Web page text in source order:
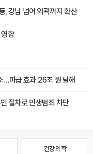
, 강남 넘어 외곽까지 확산
향
…파급 효과 26조 원 달해
절차로 민생범죄 차단
건강·의학